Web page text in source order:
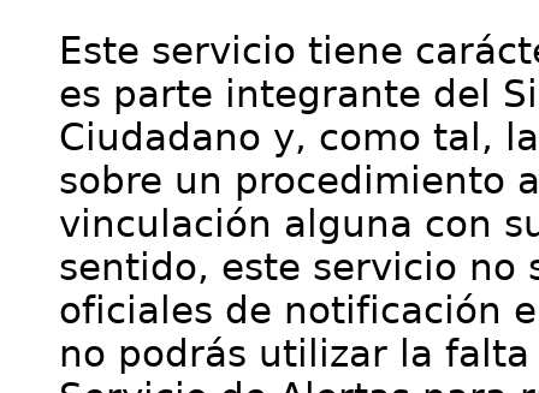
Este servicio tiene
es parte integrante del
Ciudadano y, como tal,
sobre un procedimiento
vinculación alguna con
sentido, este servicio no
oficiales de notificación
no podrás utilizar la